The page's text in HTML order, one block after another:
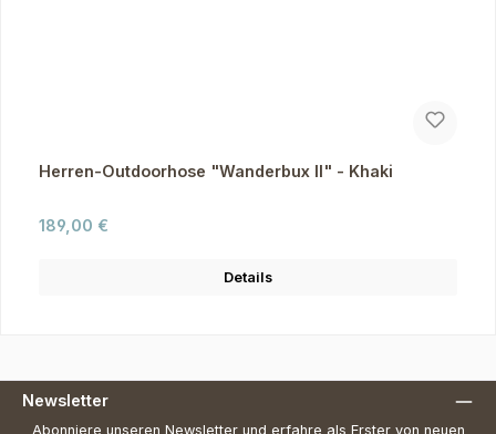
Herren-Outdoorhose "Wanderbux II" - Khaki
Regulärer Preis:
189,00 €
Details
Newsletter
Abonniere unseren Newsletter und erfahre als Erster von neuen